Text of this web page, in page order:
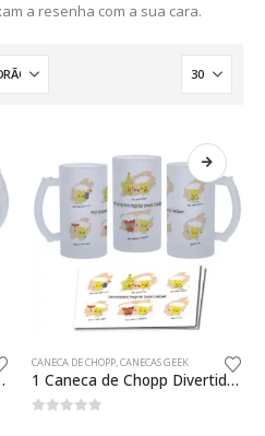
a resenha com a sua cara.
Criativo
CANECA DE CHOPP,CANECAS GEEK
1 Caneca de Chopp Divertida Regras Para Beber Presente Criativo